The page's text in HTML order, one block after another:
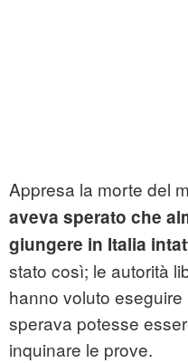
Appresa la morte del
aveva sperato che
giungere in Italia
stato così; le autorità
hanno voluto
sperava potesse
inquinare le prove.